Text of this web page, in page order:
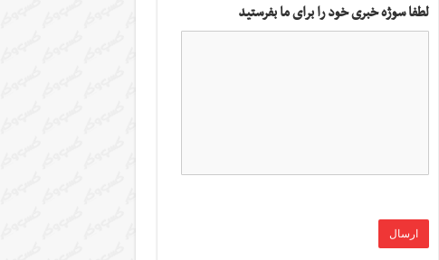
لطفا سوژه خبری خود را برای ما بفرستید